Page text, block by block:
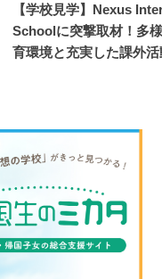
【学校見学】Nexus
Schoolに突撃取材！多
育環境と充実した課外